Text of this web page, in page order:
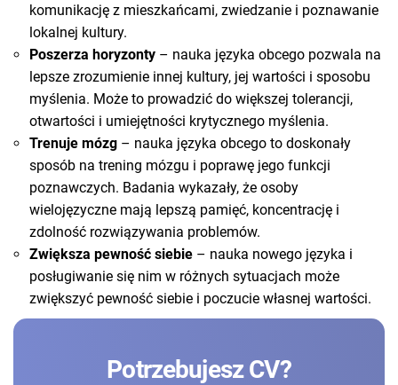
komunikację z mieszkańcami, zwiedzanie i poznawanie
lokalnej kultury.
Poszerza horyzonty – nauka języka obcego pozwala na
lepsze zrozumienie innej kultury, jej wartości i sposobu
myślenia. Może to prowadzić do większej tolerancji,
otwartości i umiejętności krytycznego myślenia.
Trenuje mózg – nauka języka obcego to doskonały
sposób na trening mózgu i poprawę jego funkcji
poznawczych. Badania wykazały, że osoby
wielojęzyczne mają lepszą pamięć, koncentrację i
zdolność rozwiązywania problemów.
Zwiększa pewność siebie – nauka nowego języka i
posługiwanie się nim w różnych sytuacjach może
zwiększyć pewność siebie i poczucie własnej wartości.
Potrzebujesz CV?